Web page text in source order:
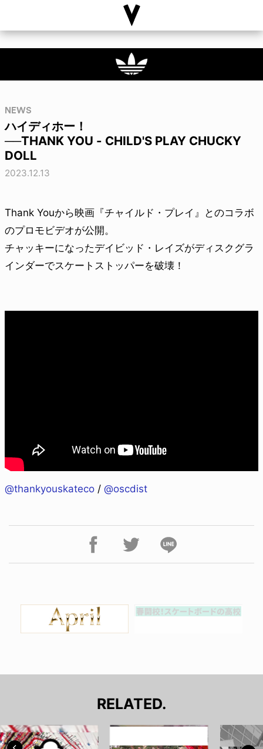
NEWS
ハイディホー！
──THANK YOU - CHILD'S PLAY CHUCKY
DOLL
2023.12.13
Thank Youから映画『チャイルド・プレイ』とのコラボ
のプロモビデオが公開。
チャッキーになったデイビッド・レイズがディスクグラ
インダーでスケートストッパーを破壊！
@thankyouskateco / @oscdist
RELATED.